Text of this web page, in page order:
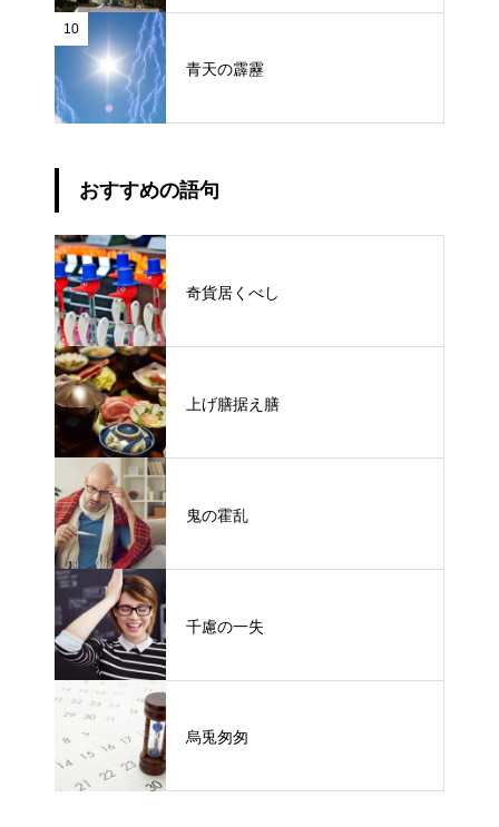
10
青天の霹靂
おすすめの語句
奇貨居くべし
上げ膳据え膳
鬼の霍乱
千慮の一失
烏兎匆匆